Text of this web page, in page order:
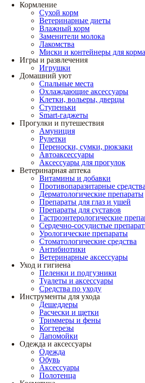
Кормление
Сухой корм
Ветеринарные диеты
Влажный корм
Заменители молока
Лакомства
Миски и контейнеры для корма
Игры и развлечения
Игрушки
Домашний уют
Спальные места
Охлаждающие аксессуары
Клетки, вольеры, дверцы
Ступеньки
Smart-гаджеты
Прогулки и путешествия
Амуниция
Рулетки
Переноски, сумки, рюкзаки
Автоаксессуары
Аксессуары для прогулок
Ветеринарная аптека
Витамины и добавки
Противопаразитарные средства
Дерматологические препараты
Препараты для глаз и ушей
Препараты для суставов
Гастроэнтерологические
Сердечно-сосудистые
Урологические препараты
Стоматологические средства
Антибиотики
Ветеринарные аксессуары
Уход и гигиена
Пеленки и подгузники
Туалеты и аксессуары
Средства по уходу
Инструменты для ухода
Дешеддеры
Расчески и щетки
Триммеры и фены
Когтерезы
Лапомойки
Одежда и аксессуары
Одежда
Обувь
Аксессуары
Полотенца